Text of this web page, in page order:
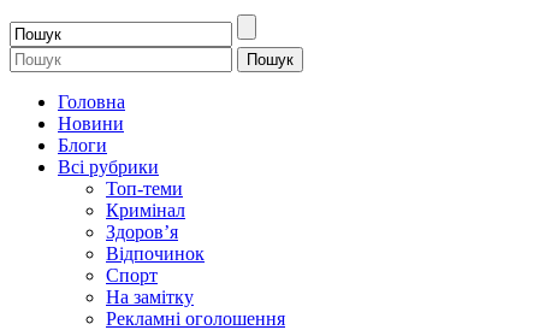
Головна
Новини
Блоги
Всі рубрики
Топ-теми
Кримінал
Здоров’я
Відпочинок
Спорт
На замітку
Рекламні оголошення